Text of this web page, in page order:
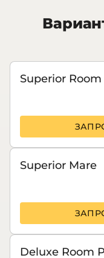
Superior Room
Superior Mare
Deluxe Room